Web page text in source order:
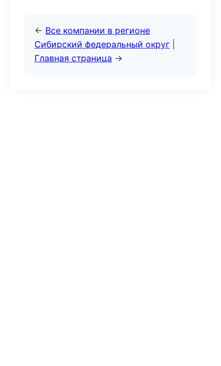
← Все компании в регионе
Сибирский федеральный округ
Главная страница →